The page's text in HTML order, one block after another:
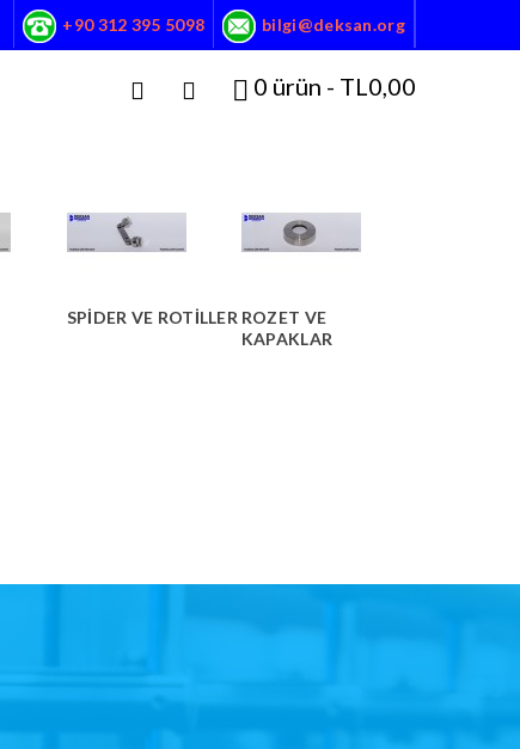
+90 312 395 5098 bilgi@deksan.org
0 ürün - TL0,00
SPIDER VE ROTILLER ROZET VE
KAPAKLAR